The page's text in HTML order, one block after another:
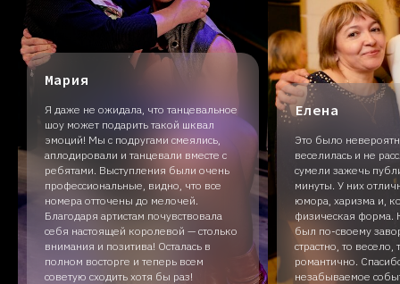
Мария
Я даже не ожидала, что танцевальное
шоу может подарить такой шквал
эмоций! Мы с подругами смеялись,
аплодировали и танцевали вместе с
ребятами. Выступления были очень
профессиональные, видно, что все
номера отточены до мелочей.
Благодаря артистам почувствовала
себя настоящей королевой — столько
внимания и позитива! Осталась в
полном восторге и теперь всем
советую сходить хотя бы раз!
Елена
Это было
веселилась и не
сумели зажечь
минуты. У них
юмора, харизма и,
физическая
был по-своему
страстно, то весело,
романтично.
незабываемое